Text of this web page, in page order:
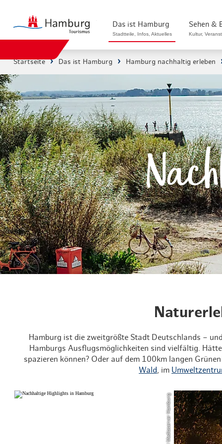
Das ist Hamburg
Stadtteile, Infos, Aktuelles
Die Welt in Hamburg
Hamburg nachhaltig erleben
Ein Tag in Hamburg
Hamburg das ganze Jahr
Hamburg für...
Infos & Mobilität
Sehen &
Kultur,
Kultur &
Musicals &
Hamburg
Rundfahrten
Radfahren in
Routen &
Historisches
Grüne
Startseite Das ist Hamburg Hamburg nachhaltig erleben
Hamburg ist die zweitgrößte Stadt Deutschlands –
Hamburgs Ausflugsmöglichkeiten sind vielfältig.
spazieren können? Oder auf dem 100km langen
Wald
, im
© Mediaserver Hamburg